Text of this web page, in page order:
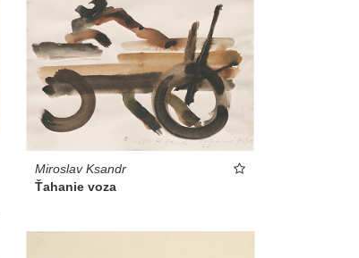
Miroslav Ksandr
Ťahanie voza